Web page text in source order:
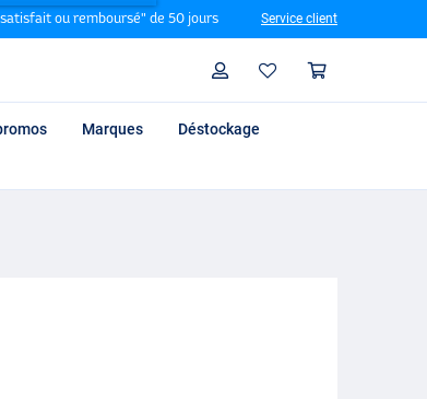
ou remboursé" de 50 jours Service client
Profil
Marques
Déstockage